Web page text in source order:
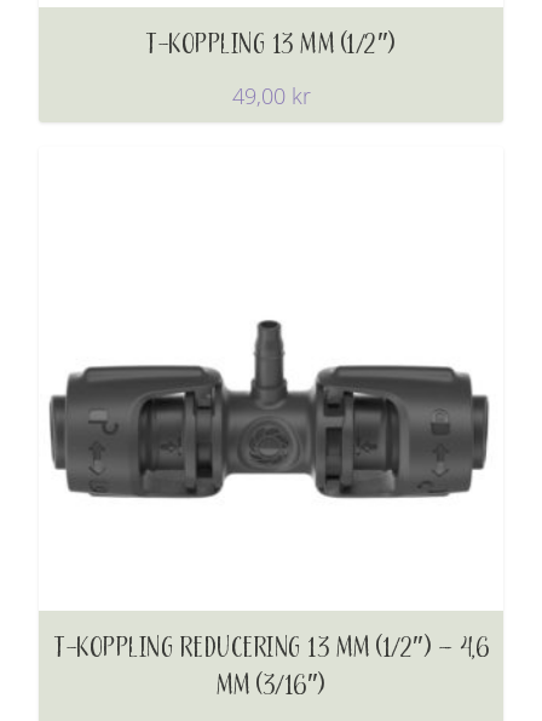
T-KOPPLING 13 MM (1/2″)
49,00 kr
T-KOPPLING REDUCERING 13 MM (1/2″) – 4,6
MM (3/16″)